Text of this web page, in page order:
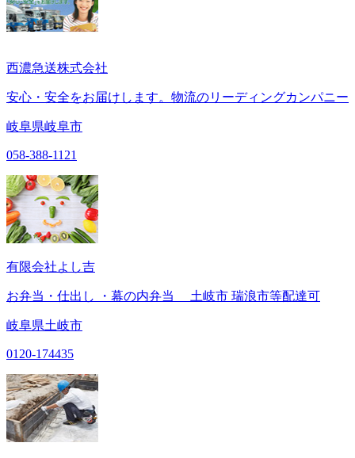
西濃急送株式会社
安心・安全をお届けします。物流のリーディングカンパニー
岐阜県岐阜市
058-388-1121
有限会社よし吉
お弁当・仕出し ・幕の内弁当 土岐市 瑞浪市等配達可
岐阜県土岐市
0120-174435